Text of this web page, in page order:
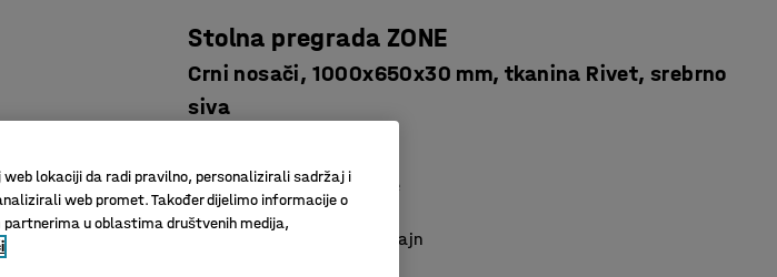
Stolna pregrada ZONE
Crni nosači, 1000x650x30 mm, tkanina Rivet, srebrno
siva
Učinkovito upijanje buke
Komplet sa spojnicama
Elegantan i moderan dizajn
lokaciji da radi pravilno, personalizirali sadržaj i
web promet. Također dijelimo informacije o
u oblastima društvenih medija,